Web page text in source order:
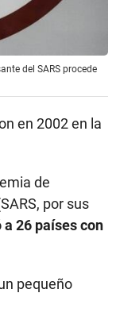
del SARS procede
en 2002 en la
de
por sus
a 26 países con
pequeño